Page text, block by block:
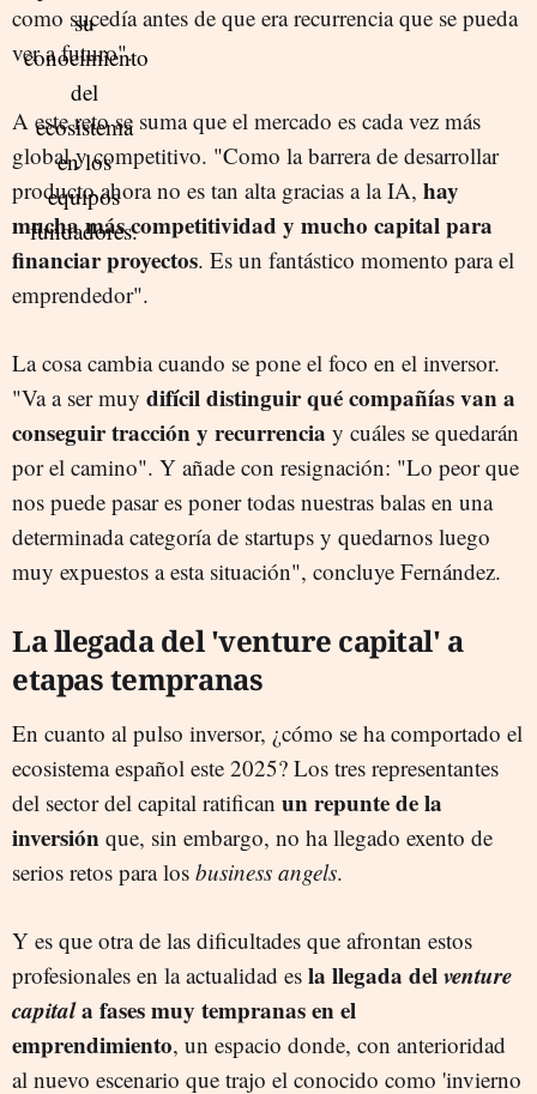
como sucedía antes de que era recurrencia que se pueda
ver a futuro".
A este reto se suma que el mercado es cada vez más
global y competitivo. "Como la barrera de desarrollar
producto ahora no es tan alta gracias a la IA, hay
mucha más competitividad y mucho capital para
financiar proyectos. Es un fantástico momento para el
emprendedor".
La cosa cambia cuando se pone el foco en el inversor.
"Va a ser muy difícil distinguir qué compañías van a
conseguir tracción y recurrencia y cuáles se quedarán
por el camino". Y añade con resignación: "Lo peor que
nos puede pasar es poner todas nuestras balas en una
determinada categoría de startups y quedarnos luego
muy expuestos a esta situación", concluye Fernández.
La llegada del 'venture capital' a
etapas tempranas
En cuanto al pulso inversor, ¿cómo se ha comportado el
ecosistema español este 2025? Los tres representantes
del sector del capital ratifican un repunte de la
inversión que, sin embargo, no ha llegado exento de
serios retos para los business angels.
Y es que otra de las dificultades que afrontan estos
profesionales en la actualidad es la llegada delventure
capitala fases muy tempranas en el
emprendimiento, un espacio donde, con anterioridad
al nuevo escenario que trajo el conocido como 'invierno